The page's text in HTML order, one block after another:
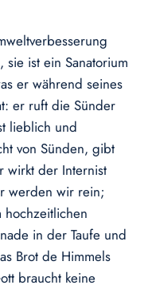
ist ein Sanatorium
er während seines
er ruft die Sünder
lieblich und
von Sünden, gibt
wirkt der Internist
werden wir rein;
in der Taufe und
Brot de Himmels
braucht keine